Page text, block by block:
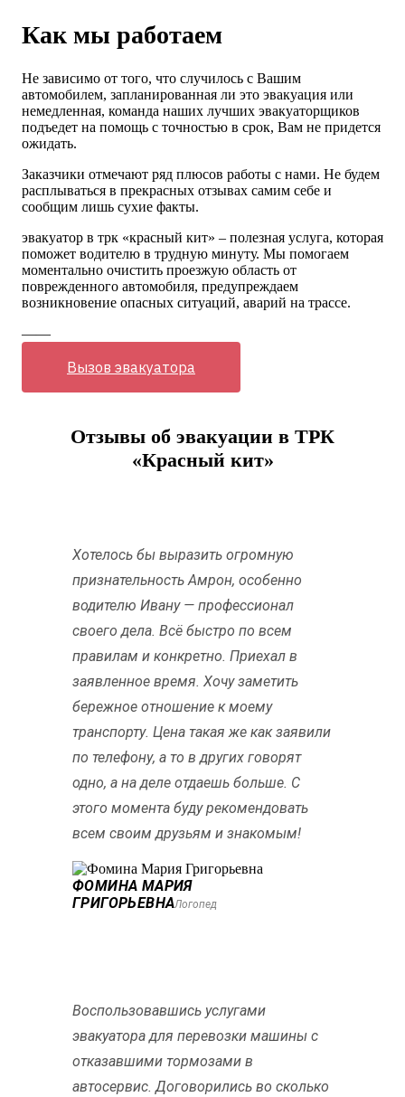
Как мы работаем
Не зависимо от того, что случилось с Вашим
автомобилем, запланированная ли это эвакуация или
немедленная, команда наших лучших эвакуаторщиков
подъедет на помощь с точностью в срок, Вам не придется
ожидать.
Заказчики отмечают ряд плюсов работы с нами. Не будем
расплываться в прекрасных отзывах самим себе и
сообщим лишь сухие факты.
эвакуатор в трк «красный кит» – полезная услуга, которая
поможет водителю в трудную минуту. Мы помогаем
моментально очистить проезжую область от
поврежденного автомобиля, предупреждаем
возникновение опасных ситуаций, аварий на трассе.
——
Вызов эвакуатора
Отзывы об эвакуации в ТРК
«Красный кит»
Хотелось бы выразить огромную
признательность Амрон, особенно
водителю Ивану — профессионал
своего дела. Всё быстро по всем
правилам и конкретно. Приехал в
заявленное время. Хочу заметить
бережное отношение к моему
транспорту. Цена такая же как заявили
по телефону, а то в других говорят
одно, а на деле отдаешь больше. С
этого момента буду рекомендовать
всем своим друзьям и знакомым!
ФОМИНА МАРИЯ
ГРИГОРЬЕВНАЛогопед
Воспользовавшись услугами
эвакуатора для перевозки машины с
отказавшими тормозами в
автосервис. Договорились во сколько